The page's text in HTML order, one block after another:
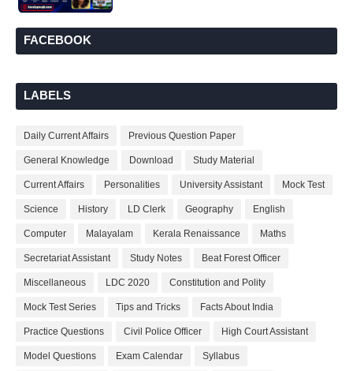
FACEBOOK
LABELS
Daily Current Affairs Previous Question Paper
General Knowledge Download Study Material
Current Affairs Personalities University Assistant Mock Test
Science History LD Clerk Geography English
Computer Malayalam Kerala Renaissance Maths
Secretariat Assistant Study Notes Beat Forest Officer
Miscellaneous LDC 2020 Constitution and Polity
Mock Test Series Tips and Tricks Facts About India
Practice Questions Civil Police Officer High Court Assistant
Model Questions Exam Calendar Syllabus